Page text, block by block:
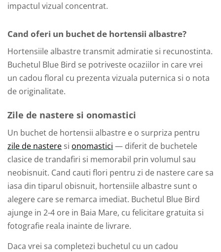
impactul vizual concentrat.
Cand oferi un buchet de hortensii albastre?
Hortensiile albastre transmit admiratie si recunostinta.
Buchetul Blue Bird se potriveste ocaziilor in care vrei
un cadou floral cu prezenta vizuala puternica si o nota
de originalitate.
Zile de nastere si onomastici
Un buchet de hortensii albastre e o surpriza pentru
zile de nastere si onomastici — diferit de buchetele
clasice de trandafiri si memorabil prin volumul sau
neobisnuit. Cand cauti flori pentru zi de nastere care sa
iasa din tiparul obisnuit, hortensiile albastre sunt o
alegere care se remarca imediat. Buchetul Blue Bird
ajunge in 2-4 ore in Baia Mare, cu felicitare gratuita si
fotografie reala inainte de livrare.
Daca vrei sa completezi buchetul cu un cadou